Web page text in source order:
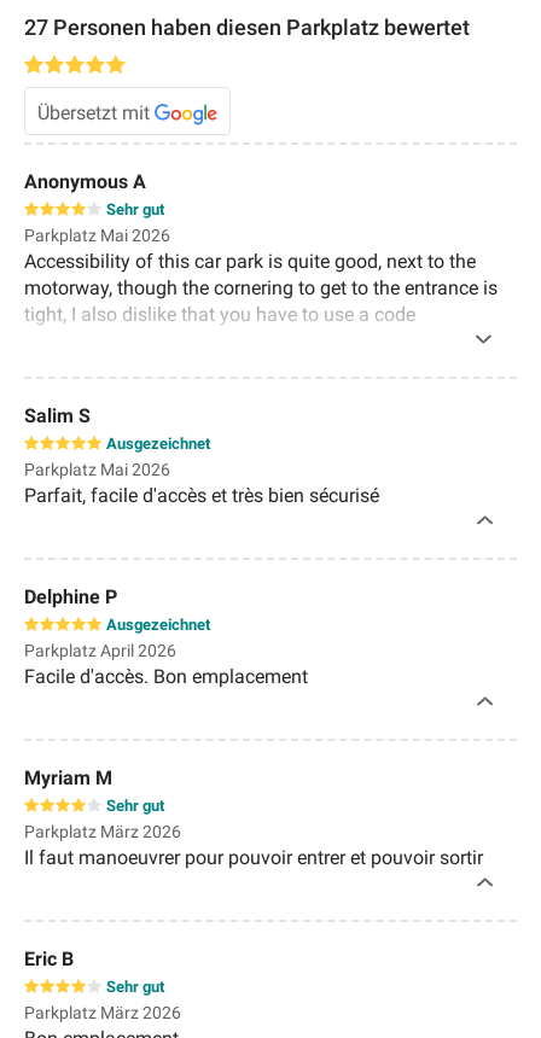
27 Personen haben diesen Parkplatz bewertet
Übersetzt mit
Anonymous A
Sehr gut
Parkplatz Mai 2026
Accessibility of this car park is quite good, next to the
motorway, though the cornering to get to the entrance is
tight, I also dislike that you have to use a code
Salim S
Ausgezeichnet
Parkplatz Mai 2026
Parfait, facile d'accès et très bien sécurisé
Delphine P
Ausgezeichnet
Parkplatz April 2026
Facile d'accès. Bon emplacement
Myriam M
Sehr gut
Parkplatz März 2026
Il faut manoeuvrer pour pouvoir entrer et pouvoir sortir
Eric B
Sehr gut
Parkplatz März 2026